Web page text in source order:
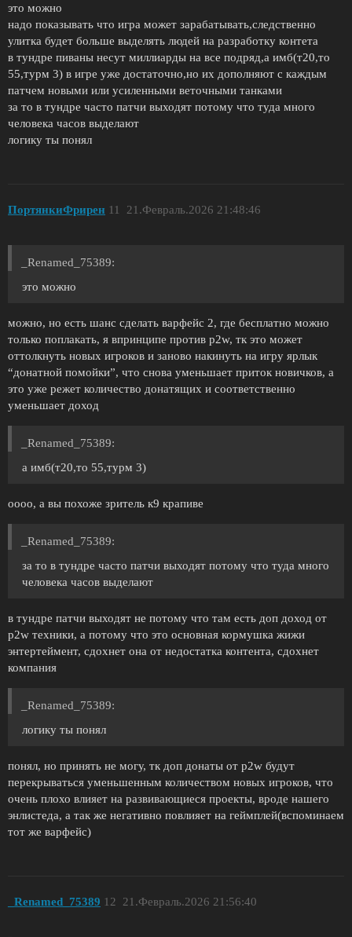
это можно
надо показывать что игра может зарабатывать,следственно
улитка будет больше выделять людей на разработку контета
в тундре пиваны несут миллиарды на все подряд,а имб(т20,то
55,турм 3) в игре уже достаточно,но их дополняют с каждым
патчем новыми или усиленными веточными танками
за то в тундре часто патчи выходят потому что туда много
человека часов выделают
логику ты понял
ПортянкиФрирен 21.Февраль.2026 21:48:46
11
_Renamed_75389:
это можно
можно, но есть шанс сделать варфейс 2, где бесплатно можно
только поплакать, я впринципе против p2w, тк это может
оттолкнуть новых игроков и заново накинуть на игру ярлык
“донатной помойки”, что снова уменьшает приток новичков, а
это уже режет количество донатящих и соответственно
уменьшает доход
_Renamed_75389:
а имб(т20,то 55,турм 3)
оооо, а вы похоже зритель к9 крапиве
_Renamed_75389:
за то в тундре часто патчи выходят потому что туда много
человека часов выделают
в тундре патчи выходят не потому что там есть доп доход от
p2w техники, а потому что это основная кормушка жижи
энтертеймент, сдохнет она от недостатка контента, сдохнет
компания
_Renamed_75389:
логику ты понял
понял, но принять не могу, тк доп донаты от p2w будут
перекрываться уменьшенным количеством новых игроков, что
очень плохо влияет на развивающиеся проекты, вроде нашего
энлистеда, а так же негативно повлияет на геймплей(вспоминаем
тот же варфейс)
_Renamed_75389 21.Февраль.2026 21:56:40
12